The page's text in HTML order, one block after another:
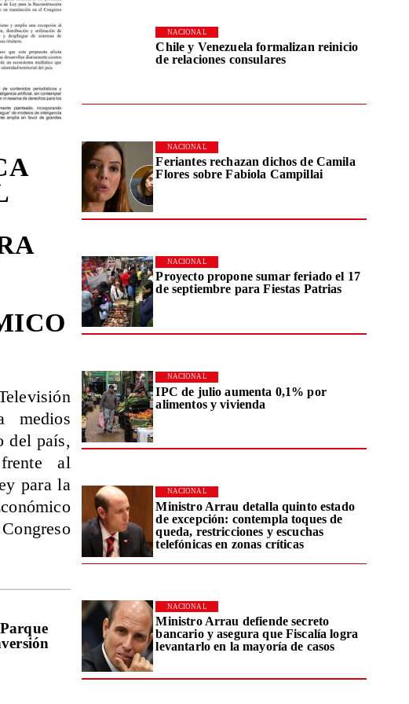
Chile y Venezuela formalizan reinicio
de relaciones consulares
NACIONAL
Feriantes rechazan dichos de Camila
Flores sobre Fabiola Campillai
NACIONAL
Proyecto propone sumar feriado el 17
de septiembre para Fiestas Patrias
NACIONAL
IPC de julio aumenta 0,1% por
alimentos y vivienda
NACIONAL
Ministro Arrau detalla quinto estado
de excepción: contempla toques de
queda, restricciones y escuchas
telefónicas en zonas críticas
NACIONAL
Ministro Arrau defiende secreto
bancario y asegura que Fiscalía logra
levantarlo en la mayoría de casos
NACIONAL
medios
del país,
al
para la